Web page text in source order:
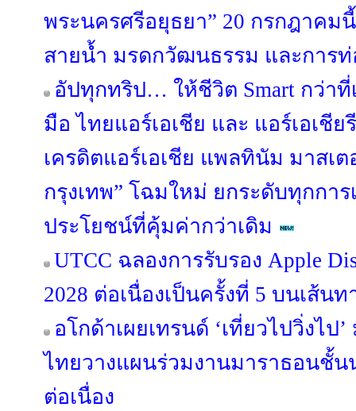
พระนครศรีอยุธยา” 20 กรกฎาคม
สายน้ำ มรดกวัฒนธรรม และการท่
อัปทุกทริป… ให้ชีวิต Smart กว่าที่
มือ ไทยแอร์เอเชีย และ แอร์เอเชีย
เครดิตแอร์เอเชีย แพลทินัม มาสเ
กรุงเทพ” โฉมใหม่ ยกระดับทุกกา
ประโยชน์ที่คุ้มค่ากว่าเดิม
UTCC ฉลองการรับรอง Apple
2028 ต่อเนื่องเป็นครั้งที่ 5 บนเส้นท
อโกด้าเผยเทรนด์ ‘เที่ยวไปวิ่งไป
ไทยวางแผนร่วมงานมาราธอนชั้น
ต่อเนื่อง